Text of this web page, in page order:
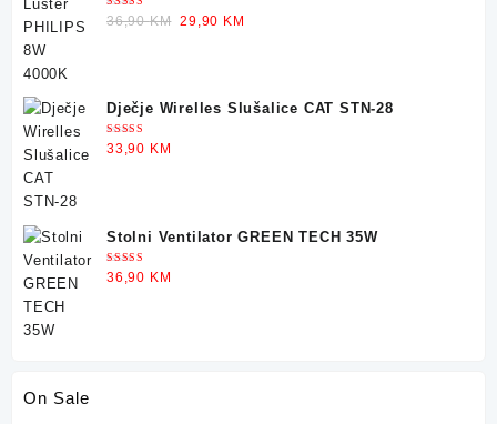
Ocjenjeno
5.00od 5
36,90KM Original
29,90 KM
Dječje Wirelles Slušalice CAT STN-28
Ocjenjeno
5.00od 5
33,90 KM
Stolni Ventilator GREEN TECH 35W
Ocjenjeno
5.00od 5
36,90 KM
On Sale